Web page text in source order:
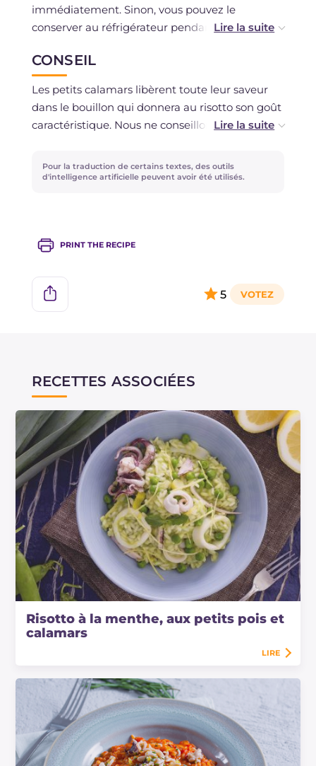
immédiatement. Sinon, vous pouvez le
conserver au réfrigérateur pendant 1 à 2 jours
CONSEIL
Les petits calamars libèrent toute leur saveur
dans le bouillon qui donnera au risotto son goût
caractéristique. Nous ne conseillons pas de les
calamars, comme par exemple seulement les
tentacules ou le manteau, provenant d'autres
bouillon de poisson pour cuire le riz et griller
Pour la traduction de certains textes, des outils
d'intelligence artificielle peuvent avoir été utilisés.
PRINT THE RECIPE
5
RECETTES ASSOCIÉES
Risotto à la menthe, aux petits pois et
calamars
LIRE